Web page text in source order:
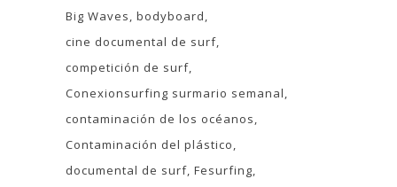
Big Waves bodyboard
cine documental de surf
competición de surf
Conexionsurfing surmario semanal
contaminación de los océanos
Contaminación del plástico
documental de surf Fesurfing